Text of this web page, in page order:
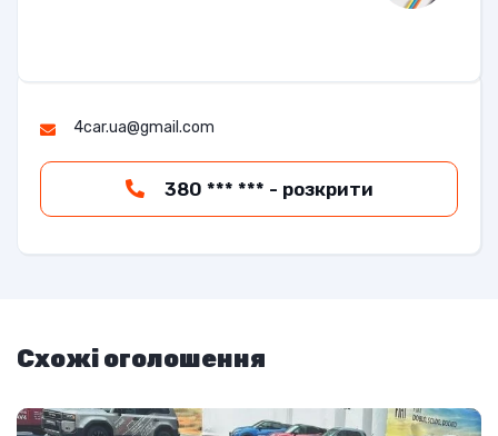
4car.ua@gmail.com
380 *** *** - розкрити
Схожі оголошення